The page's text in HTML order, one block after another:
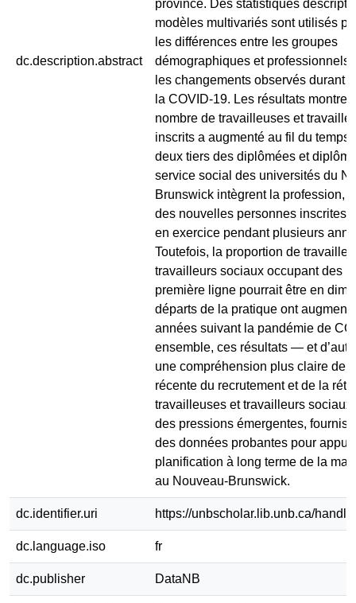
dc.description.abstract
province. Des statistiques
modèles multivariés sont utilisés
les différences entre les groupes
démographiques et
les changements observés durant
la COVID-19. Les résultats
nombre de travailleuses et
inscrits a augmenté au fil du
deux tiers des diplômées et
service social des universités du
Brunswick intègrent la profession,
des nouvelles personnes inscrites
en exercice pendant plusieurs
Toutefois, la proportion de
travailleurs sociaux occupant des
première ligne pourrait être en
départs de la pratique ont
années suivant la pandémie de
ensemble, ces résultats — et
une compréhension plus claire de
récente du recrutement et de la
travailleuses et travailleurs
des pressions émergentes,
des données probantes pour
planification à long terme de la
au Nouveau-Brunswick.
dc.identifier.uri https://unbscholar.lib.unb.ca/
dc.language.iso fr
dc.publisher DataNB